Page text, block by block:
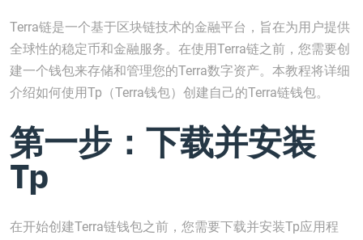
Terra链是一个基于区块链技术的金融平台，旨在为用户提供
全球性的稳定币和金融服务。在使用Terra链之前，您需要创
建一个钱包来存储和管理您的Terra数字资产。本教程将详细
介绍如何使用Tp（Terra钱包）创建自己的Terra链钱包。
第一步：下载并安装
Tp
在开始创建Terra链钱包之前，您需要下载并安装Tp应用程